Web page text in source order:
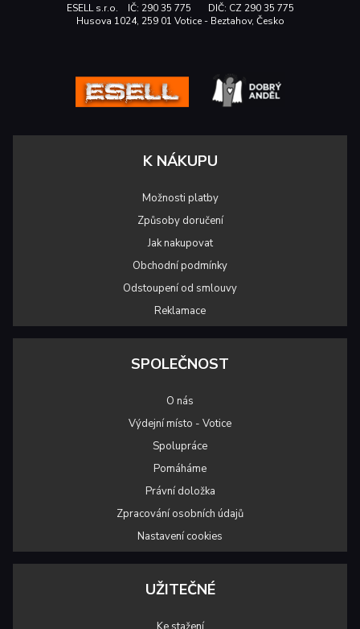
ESELL s.r.o. IČ: 290 35 775 DIČ: CZ 290 35 775
Husova 1024, 259 01 Votice - Beztahov, Česko
K NÁKUPU
Možnosti platby
Způsoby doručení
Jak nakupovat
Obchodní podmínky
Odstoupení od smlouvy
Reklamace
SPOLEČNOST
O nás
Výdejní místo - Votice
Spolupráce
Pomáháme
Právní doložka
Zpracování osobních údajů
Nastavení cookies
UŽITEČNÉ